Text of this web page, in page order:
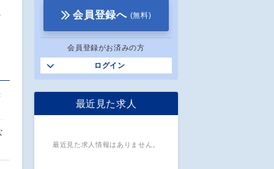
会員登録へ (無料)
会員登録がお済みの方
ログイン
最近見た求人
最近見た求人情報はありません。